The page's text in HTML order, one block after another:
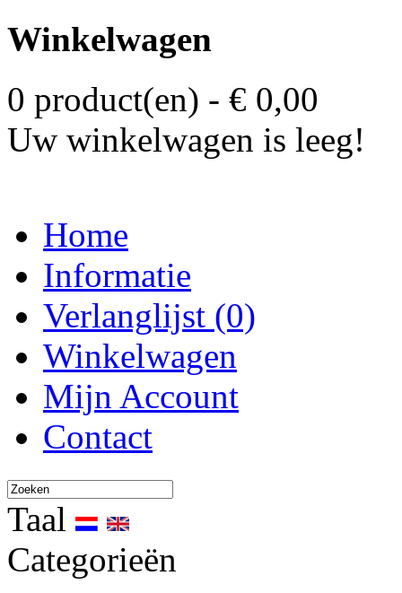
Winkelwagen
0 product(en) - € 0,00
Uw winkelwagen is leeg!
Home
Informatie
Verlanglijst (0)
Winkelwagen
Mijn Account
Contact
Taal
Categorieën